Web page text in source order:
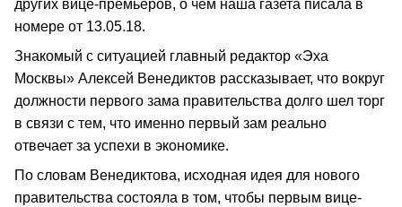
других вице-премьеров, о чем наша газета писала в
номере от 13.05.18.
Знакомый с ситуацией главный редактор «Эха
Москвы» Алексей Венедиктов рассказывает, что вокруг
должности первого зама правительства долго шел торг
в связи с тем, что именно первый зам реально
отвечает за успехи в экономике.
По словам Венедиктова, исходная идея для нового
правительства состояла в том, чтобы первым вице-